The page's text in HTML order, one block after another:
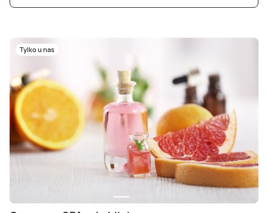
Tylko u nas